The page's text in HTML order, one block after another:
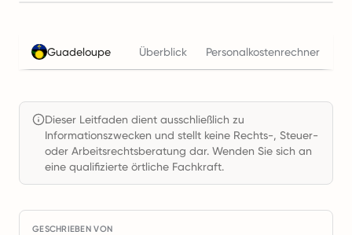
Guadeloupe Überblick Personalkostenrechner
Dieser Leitfaden dient ausschließlich zu
Informationszwecken und stellt keine Rechts-, Steuer-
oder Arbeitsrechtsberatung dar. Wenden Sie sich an
eine qualifizierte örtliche Fachkraft.
GESCHRIEBEN VON